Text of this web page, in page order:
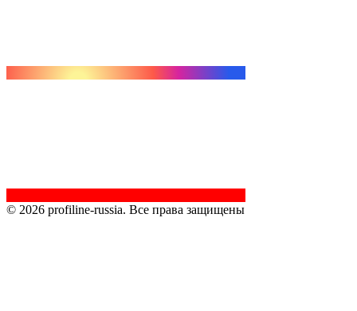
© 2026 profiline-russia. Все права защищены